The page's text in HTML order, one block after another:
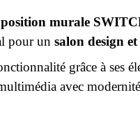
murale
pour un salon design
grâce à ses
avec